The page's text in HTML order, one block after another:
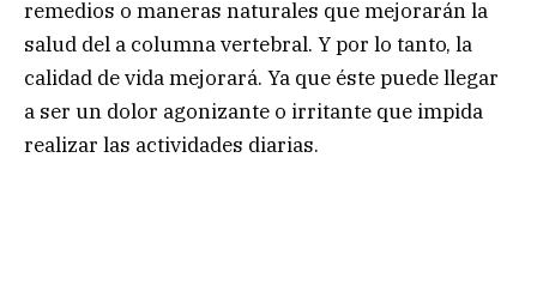
remedios o maneras naturales que mejorarán la
salud del a columna vertebral. Y por lo tanto, la
calidad de vida mejorará. Ya que éste puede llegar
a ser un dolor agonizante o irritante que impida
realizar las actividades diarias.